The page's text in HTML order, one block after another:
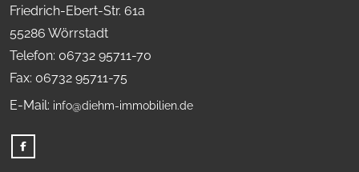
Friedrich-Ebert-Str. 61a
55286 Wörrstadt
Telefon: 06732 95711-70
Fax: 06732 95711-75
E-Mail: info@diehm-immobilien.de